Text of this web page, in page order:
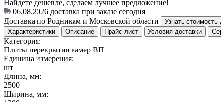
Найдете дешевле, сделаем лучшее предложение!
06.08.2026 доставка при заказе сегодня
Доставка по Родникам и Московской области
Узнать стоимость
Характеристики
Описание Прайс-лист Условия доставки
Категория:
Плиты перекрытия камер ВП
Единица измерения:
шт
Длина, мм:
2500
Ширина, мм: